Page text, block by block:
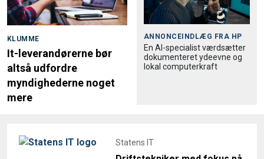
KLUMME
It-leverandørerne bør
altså udfordre
myndighederne noget
mere
ANNONCEINDLÆG FRA HP
En AI-specialist værdsætter
dokumenteret ydeevne og
lokal computerkraft
Statens IT